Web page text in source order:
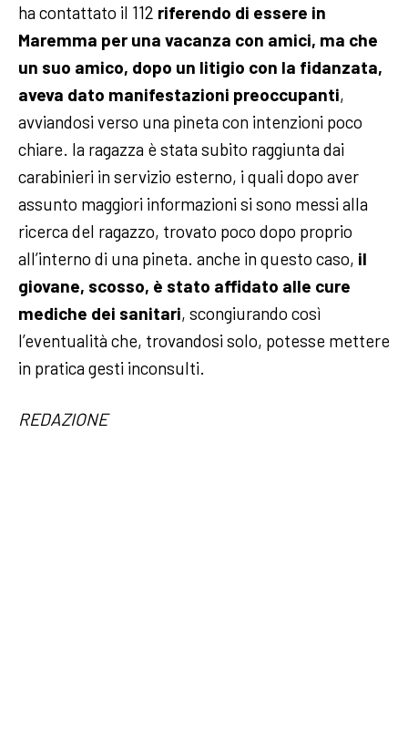
ha contattato il 112 riferendo di essere in
Maremma per una vacanza con amici, ma che
un suo amico, dopo un litigio con la fidanzata,
aveva dato manifestazioni preoccupanti,
avviandosi verso una pineta con intenzioni poco
chiare. la ragazza è stata subito raggiunta dai
carabinieri in servizio esterno, i quali dopo aver
assunto maggiori informazioni si sono messi alla
ricerca del ragazzo, trovato poco dopo proprio
all’interno di una pineta. anche in questo caso, il
giovane, scosso, è stato affidato alle cure
mediche dei sanitari, scongiurando così
l’eventualità che, trovandosi solo, potesse mettere
in pratica gesti inconsulti.
REDAZIONE